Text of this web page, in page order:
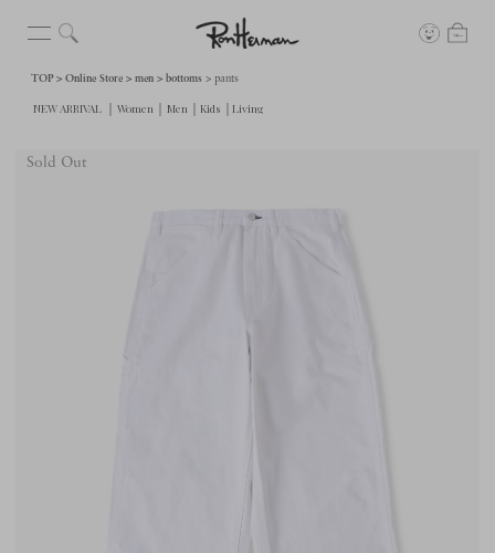
TOP Online Store men bottoms pants
Sold Out